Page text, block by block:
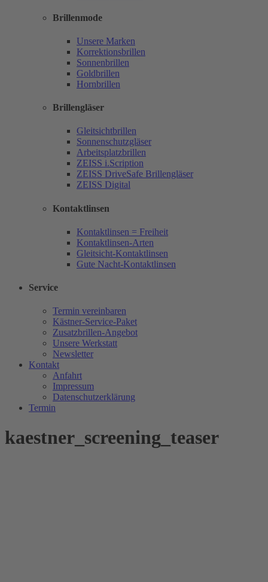
Brillenmode
Unsere Marken
Korrektionsbrillen
Sonnenbrillen
Goldbrillen
Hornbrillen
Brillengläser
Gleitsichtbrillen
Sonnenschutzgläser
Arbeitsplatzbrillen
ZEISS i.Scription
ZEISS DriveSafe Brillengläser
ZEISS Digital
Kontaktlinsen
Kontaktlinsen = Freiheit
Kontaktlinsen-Arten
Gleitsicht-Kontaktlinsen
Gute Nacht-Kontaktlinsen
Service
Termin vereinbaren
Kästner-Service-Paket
Zusatzbrillen-Angebot
Unsere Werkstatt
Newsletter
Kontakt
Anfahrt
Impressum
Datenschutzerklärung
Termin
kaestner_screening_teaser